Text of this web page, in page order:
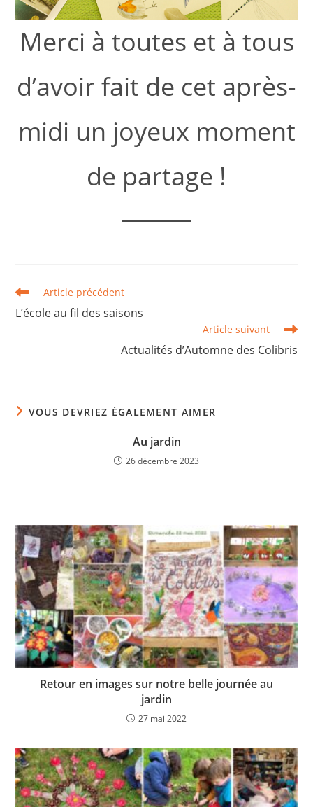
Merci à toutes et à tous
d’avoir fait de cet après-
midi un joyeux moment
de partage !
Article précédent
L’école au fil des saisons
Article suivant
Actualités d’Automne des Colibris
VOUS DEVRIEZ ÉGALEMENT AIMER
Au jardin
26 décembre 2023
Retour en images sur notre belle journée au
jardin
27 mai 2022